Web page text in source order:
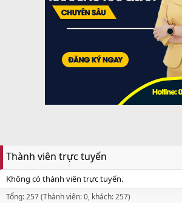
Thành viên trực tuyến
Không có thành viên trực tuyến.
Tổng: 257 (Thành viên: 0, khách: 257)